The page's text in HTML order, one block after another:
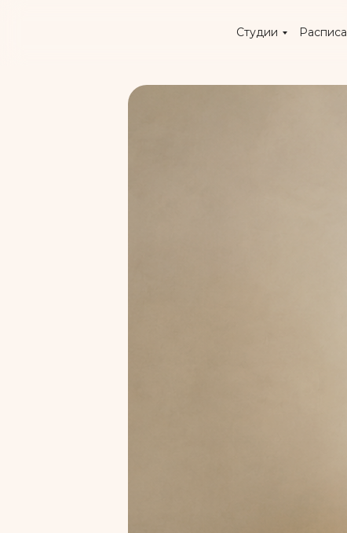
Студии